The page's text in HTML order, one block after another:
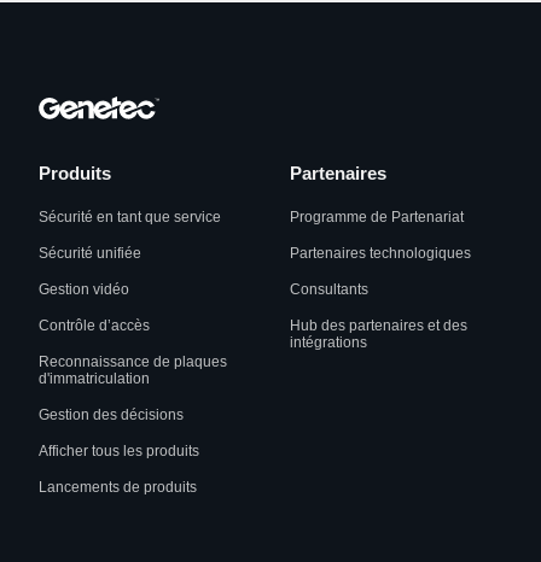
Produits
Sécurité en tant que service
Sécurité unifiée
Gestion vidéo
Contrôle d’accès
Reconnaissance de plaques
d'immatriculation
Gestion des décisions
Afficher tous les produits
Lancements de produits
Partenaires
Programme de Partenariat
Partenaires technologiques
Consultants
Hub des partenaires et des
intégrations